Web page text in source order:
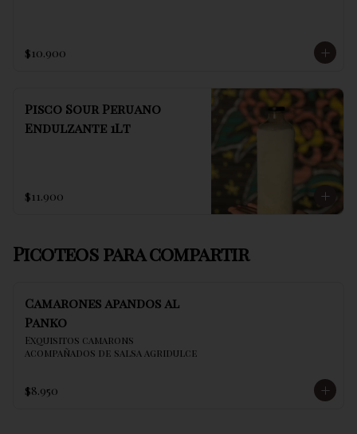
$10.900
Pisco Sour Peruano
Endulzante 1Lt
$11.900
Picoteos para compartir
Camarones apandos al
Panko
Exquisitos camarons
acompañados de salsa agridulce
$8.950